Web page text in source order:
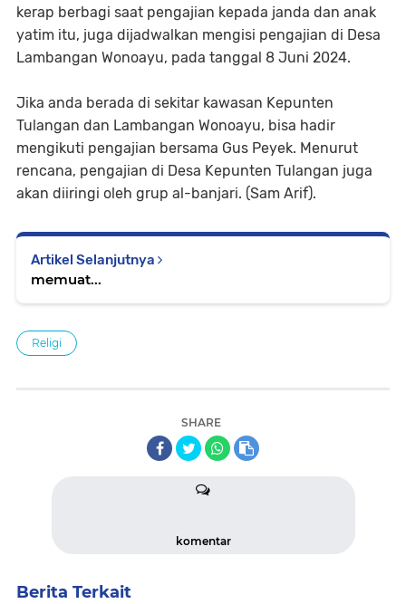
kerap berbagi saat pengajian kepada janda dan anak
yatim itu, juga dijadwalkan mengisi pengajian di Desa
Lambangan Wonoayu, pada tanggal 8 Juni 2024.
Jika anda berada di sekitar kawasan Kepunten
Tulangan dan Lambangan Wonoayu, bisa hadir
mengikuti pengajian bersama Gus Peyek. Menurut
rencana, pengajian di Desa Kepunten Tulangan juga
akan diiringi oleh grup al-banjari. (Sam Arif).
Artikel Selanjutnya
memuat...
Religi
SHARE
komentar
Berita Terkait